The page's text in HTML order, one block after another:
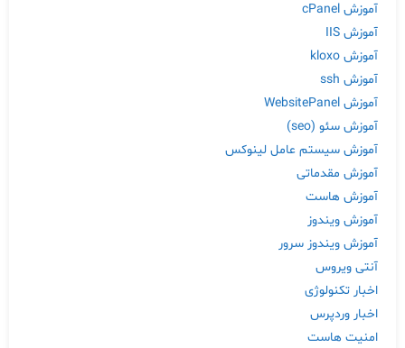
آموزش cPanel
آموزش IIS
آموزش kloxo
آموزش ssh
آموزش WebsitePanel
آموزش سئو (seo)
آموزش سیستم عامل لینوکس
آموزش مقدماتی
آموزش هاست
آموزش ویندوز
آموزش ویندوز سرور
آنتی ویروس
اخبار تکنولوژی
اخبار وردپرس
امنیت هاست